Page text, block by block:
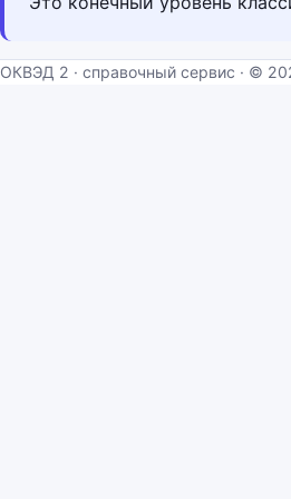
ОКВЭД 2 · справочный сервис · ©